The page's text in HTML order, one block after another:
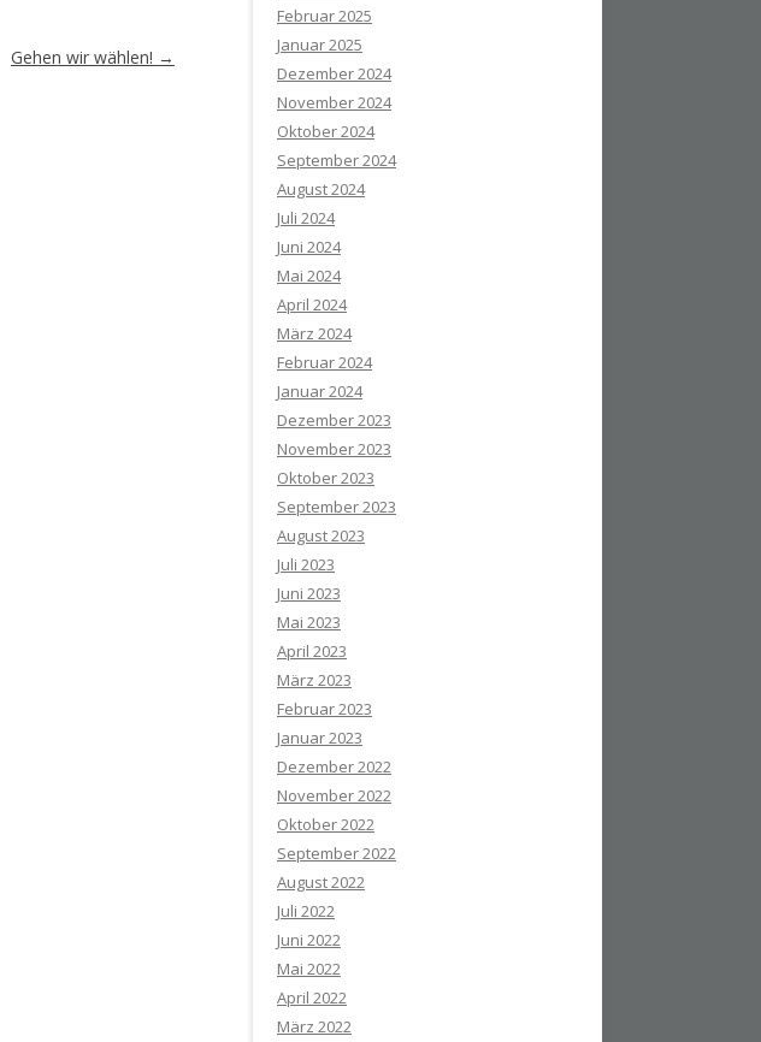
Gehen wir wählen! →
Februar 2025
Januar 2025
Dezember 2024
November 2024
Oktober 2024
September 2024
August 2024
Juli 2024
Juni 2024
Mai 2024
April 2024
März 2024
Februar 2024
Januar 2024
Dezember 2023
November 2023
Oktober 2023
September 2023
August 2023
Juli 2023
Juni 2023
Mai 2023
April 2023
März 2023
Februar 2023
Januar 2023
Dezember 2022
November 2022
Oktober 2022
September 2022
August 2022
Juli 2022
Juni 2022
Mai 2022
April 2022
März 2022